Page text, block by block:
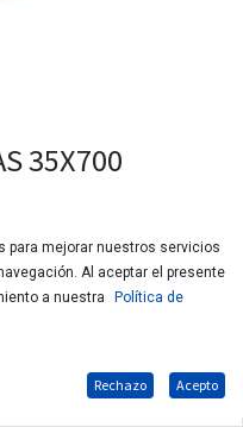
35X700
para perros
para mejorar nuestros servicios
Al aceptar el presente
a nuestra
Política de
Rechazo Acepto